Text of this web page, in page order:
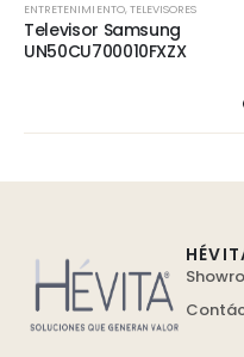
ENTRETENIMIENTO,TELEVISORES
Televisor Samsung
UN50CU700010FXZX